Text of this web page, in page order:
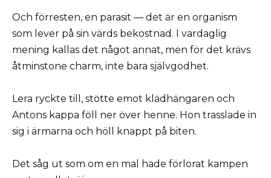
Och förresten, en parasit — det är en organism
som lever på sin värds bekostnad. I vardaglig
mening kallas det något annat, men för det krävs
åtminstone charm, inte bara självgodhet.
Lera ryckte till, stötte emot klädhängaren och
Antons kappa föll ner över henne. Hon trasslade in
sig i ärmarna och höll knappt på biten.
Det såg ut som om en mal hade förlorat kampen